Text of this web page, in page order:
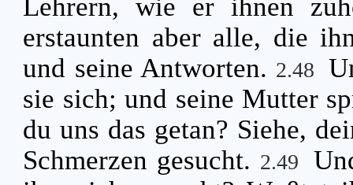
Lehrern, wie er ihnen
erstaunten aber alle, die
und seine Antworten. 2.48
sie sich; und seine Mutter
du uns das getan? Siehe,
Schmerzen gesucht. 2.49